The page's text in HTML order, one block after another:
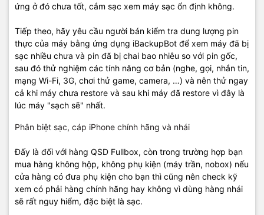
ứng ở đó chưa tốt, cắm sạc xem máy sạc ổn định không.
Tiếp theo, hãy yêu cầu người bán kiểm tra dung lượng pin
thực của máy bằng ứng dụng iBackupBot để xem máy đã bị
sạc nhiều chưa và pin đã bị chai bao nhiêu so với pin gốc,
sau đó thử nghiệm các tính năng cơ bản (nghe, gọi, nhắn tin,
mạng Wi-Fi, 3G, chơi thử game, camera, …) và nên thử ngay
cả khi máy chưa restore và sau khi máy đã restore vì đây là
lúc máy "sạch sẽ" nhất.
Phân biệt sạc, cáp iPhone chính hãng và nhái
Đấy là đối với hàng QSD Fullbox, còn trong trường hợp bạn
mua hàng không hộp, không phụ kiện (máy trần, nobox) nếu
cửa hàng có đưa phụ kiện cho bạn thì cũng nên check kỹ
xem có phải hàng chính hãng hay không vì dùng hàng nhái
sẽ rất nguy hiểm, đặc biệt là sạc.